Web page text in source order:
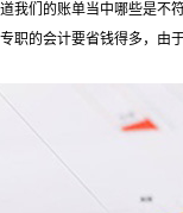
我们的账单当中哪些是
职的会计要省钱得多，